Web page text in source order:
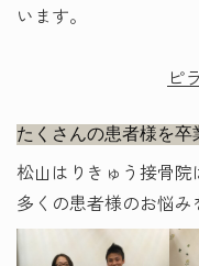
います。
ピ
たくさんの患者様を卒
松山はりきゅう接骨
多くの患者様のお悩み